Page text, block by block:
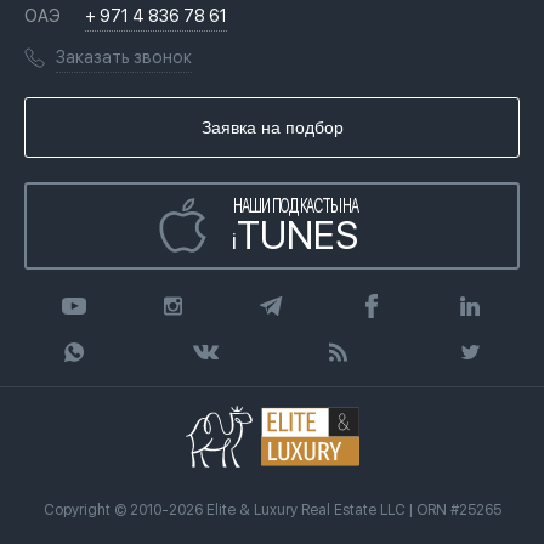
Переезд в Дубай, ОАЭ
Гражданство ОАЭ
Вопросы и ответы
Книги
Инфографика
Лицензии
Агентство недвижимости
ОАЭ + 971 4 836 78 61
Заказать звонок
Заявка на подбор
НАШИ ПОДКАСТЫ НА
iTUNES
Copyright © 2010-2026 Elite & Luxury Real Estate LLC | ORN #25265